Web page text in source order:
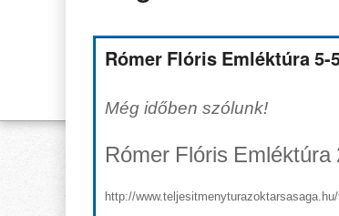
Rómer Flóris Emléktúra 5-
Még időben szólunk!
Rómer Flóris Emléktúra
http://